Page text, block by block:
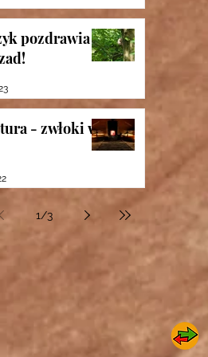
pozdrawia z
- zwłoki w
1/3